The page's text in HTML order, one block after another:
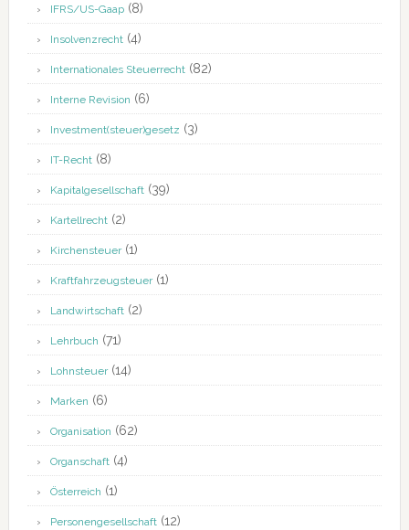
IFRS/US-Gaap(8)
Insolvenzrecht(4)
Internationales Steuerrecht(82)
Interne Revision (6)
Investment(steuer)gesetz (3)
IT-Recht(8)
Kapitalgesellschaft(39)
Kartellrecht(2)
Kirchensteuer(1)
Kraftfahrzeugsteuer(1)
Landwirtschaft(2)
Lehrbuch (71)
Lohnsteuer(14)
Marken (6)
Organisation (62)
Organschaft(4)
Österreich (1)
Personengesellschaft(12)